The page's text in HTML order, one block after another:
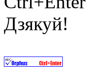
Дзякуй!